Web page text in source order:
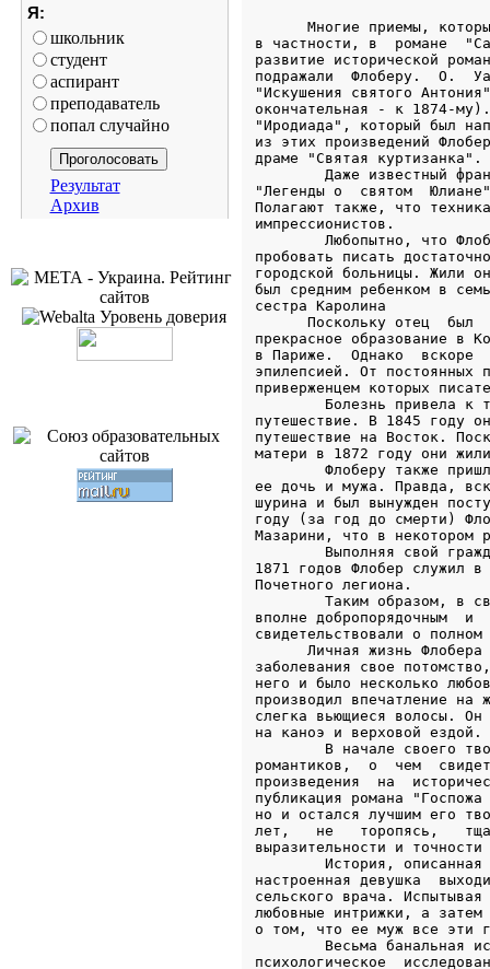
Я:
школьник
студент
аспирант
преподаватель
попал случайно
Результат
Архив
Многие приемы,
в частности, в  романе
развитие исторической
подражали  Флоберу.  О.
"Искушения святого
окончательная - к 1874-
"Иродиада", который был
из этих произведений
драме "Святая куртизанка".
Даже известный
"Легенды о  святом
Полагают также, что
импрессионистов.
Любопытно, что
пробовать писать
городской больницы. Жили
был средним ребенком в
сестра Каролина
Поскольку отец  был
прекрасное образование в
в Париже.  Однако  вскоре
эпилепсией. От постоянных
приверженцем которых
Болезнь привела к
путешествие. В 1845 году
путешествие на Восток.
матери в 1872 году они
Флоберу также
ее дочь и мужа. Правда,
шурина и был вынужден
году (за год до смерти)
Мазарини, что в некотором
Выполняя свой
1871 годов Флобер служил
Почетного легиона.
Таким образом, в
вполне добропорядочным  и
свидетельствовали о
Личная жизнь
заболевания свое
него и было несколько
производил впечатление
слегка вьющиеся волосы.
на каноэ и верховой ездой.
В начале своего
романтиков,  о  чем
произведения  на
публикация романа
но и остался лучшим его
лет,   не   торопясь,
выразительности и
История,
настроенная девушка
сельского врача.
любовные интрижки, а
о том, что ее муж все эти
Весьма банальная
психологическое